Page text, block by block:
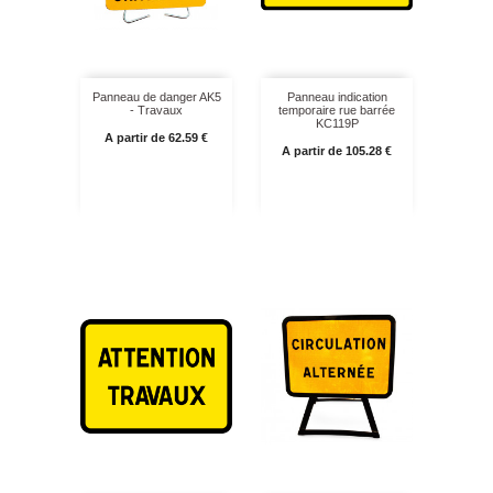
Panneau de danger AK5
- Travaux
Prix
A partir de 62.59 €
Panneau indication
temporaire rue barrée
KC119P
Prix
A partir de 105.28 €